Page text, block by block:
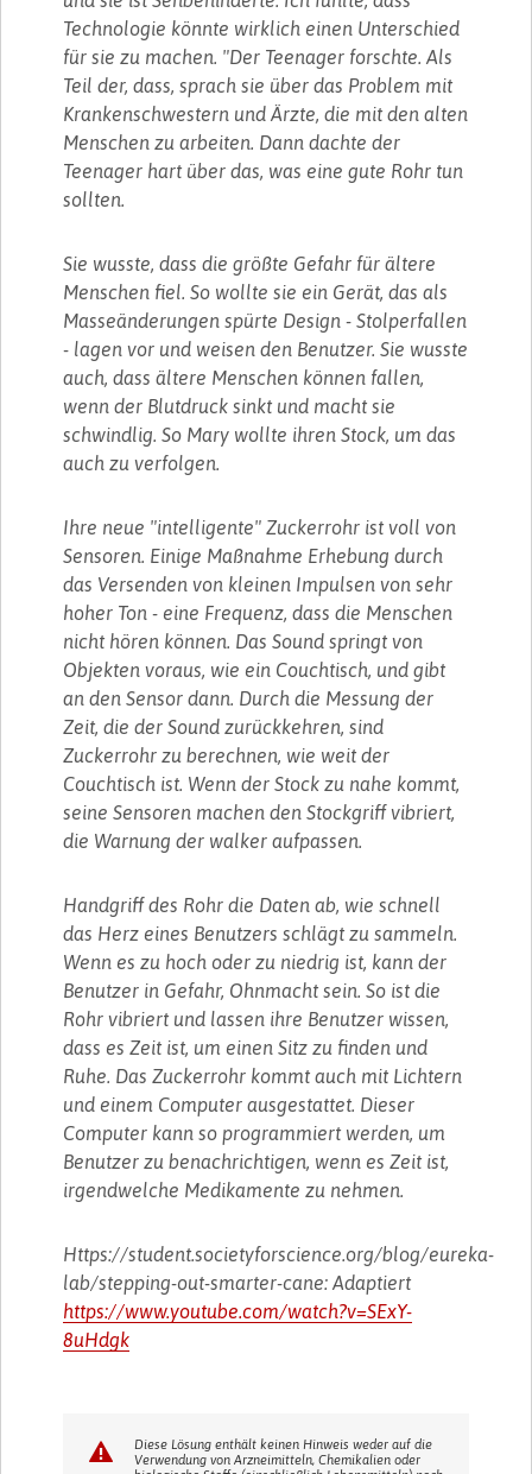
Technologie könnte wirklich einen Unterschied
für sie zu machen. "Der Teenager forschte. Als
Teil der, dass, sprach sie über das Problem mit
Krankenschwestern und Ärzte, die mit den alten
Menschen zu arbeiten. Dann dachte der
Teenager hart über das, was eine gute Rohr tun
sollten.
Sie wusste, dass die größte Gefahr für ältere
Menschen fiel. So wollte sie ein Gerät, das als
Masseänderungen spürte Design - Stolperfallen
- lagen vor und weisen den Benutzer. Sie wusste
auch, dass ältere Menschen können fallen,
wenn der Blutdruck sinkt und macht sie
schwindlig. So Mary wollte ihren Stock, um das
auch zu verfolgen.
Ihre neue "intelligente" Zuckerrohr ist voll von
Sensoren. Einige Maßnahme Erhebung durch
das Versenden von kleinen Impulsen von sehr
hoher Ton - eine Frequenz, dass die Menschen
nicht hören können. Das Sound springt von
Objekten voraus, wie ein Couchtisch, und gibt
an den Sensor dann. Durch die Messung der
Zeit, die der Sound zurückkehren, sind
Zuckerrohr zu berechnen, wie weit der
Couchtisch ist. Wenn der Stock zu nahe kommt,
seine Sensoren machen den Stockgriff vibriert,
die Warnung der walker aufpassen.
Handgriff des Rohr die Daten ab, wie schnell
das Herz eines Benutzers schlägt zu sammeln.
Wenn es zu hoch oder zu niedrig ist, kann der
Benutzer in Gefahr, Ohnmacht sein. So ist die
Rohr vibriert und lassen ihre Benutzer wissen,
dass es Zeit ist, um einen Sitz zu finden und
Ruhe. Das Zuckerrohr kommt auch mit Lichtern
und einem Computer ausgestattet. Dieser
Computer kann so programmiert werden, um
Benutzer zu benachrichtigen, wenn es Zeit ist,
irgendwelche Medikamente zu nehmen.
Https://student.societyforscience.org/blog/eureka-
lab/stepping-out-smarter-cane: Adaptiert
https://www.youtube.com/watch?v=SExY-
8uHdgk
Diese Lösung enthält keinen Hinweis weder auf die
Verwendung von Arzneimitteln, Chemikalien oder